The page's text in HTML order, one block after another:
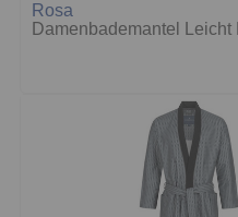
Rosa
Damenbademantel Leicht